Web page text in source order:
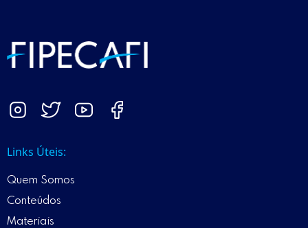
Links Úteis:
Quem Somos
Conteúdos
Materiais